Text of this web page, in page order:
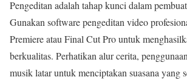
Pengeditan adalah tahap kunci dalam
Gunakan software pengeditan video
Premiere atau Final Cut Pro untuk
berkualitas. Perhatikan alur cerita,
musik latar untuk menciptakan suasana yang